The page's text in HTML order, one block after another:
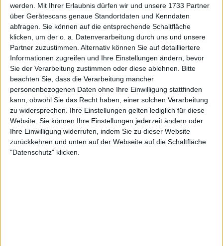
werden. Mit Ihrer Erlaubnis dürfen wir und unsere 1733 Partner
über Gerätescans genaue Standortdaten und Kenndaten
abfragen. Sie können auf die entsprechende Schaltfläche
klicken, um der o. a. Datenverarbeitung durch uns und unsere
Partner zuzustimmen. Alternativ können Sie auf detailliertere
Informationen zugreifen und Ihre Einstellungen ändern, bevor
Sie der Verarbeitung zustimmen oder diese ablehnen. Bitte
beachten Sie, dass die Verarbeitung mancher
personenbezogenen Daten ohne Ihre Einwilligung stattfinden
kann, obwohl Sie das Recht haben, einer solchen Verarbeitung
zu widersprechen. Ihre Einstellungen gelten lediglich für diese
Website. Sie können Ihre Einstellungen jederzeit ändern oder
Ihre Einwilligung widerrufen, indem Sie zu dieser Website
zurückkehren und unten auf der Webseite auf die Schaltfläche
"Datenschutz" klicken.
Für Zverev war es keine schlechte Idee, einen Teil
der Aura des serbischen Champions aufzusaugen,
bevor er am Montag gegen Maximilian Marterer in
die US Openstartet. Immerhin hat Djokovic schon
fast unverschämte 24 Mal das geschafft, wonach
Zverev noch immer lechzt: Einen Triumph bei einem
der vier wichtigsten Turniere im Profitennis.
Zverev steht sich 2020 selbst
im Weg